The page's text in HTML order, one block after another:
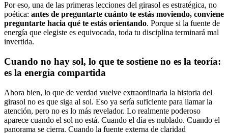
Por eso, una de las primeras lecciones del girasol es estratégica, no
poética: antes de preguntarte cuánto te estás moviendo, conviene
preguntarte hacia qué te estás orientando. Porque si la fuente de
energía que elegiste es equivocada, toda tu disciplina terminará mal
invertida.
Cuando no hay sol, lo que te sostiene no es la teoría:
es la energía compartida
Ahora bien, lo que de verdad vuelve extraordinaria la historia del
girasol no es que siga al sol. Eso ya sería suficiente para llamar la
atención, pero no es lo más revelador. Lo realmente poderoso
aparece cuando el sol no está. Cuando el día es nublado. Cuando el
panorama se cierra. Cuando la fuente externa de claridad